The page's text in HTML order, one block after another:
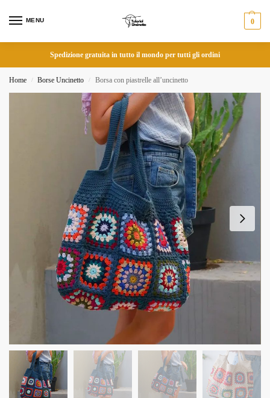
MENU 0
Spedizione gratuita in tutto il mondo per tutti gli ordini
Home / Borse Uncinetto / Borsa con piastrelle all’uncinetto